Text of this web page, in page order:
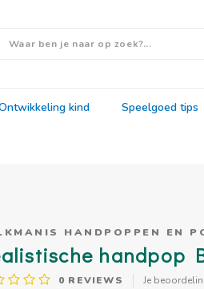
kind Speelgoed tips
HANDPOPPEN EN
handpop
0 REVIEWS Je